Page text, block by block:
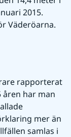
2015.
Väderöarna.
rapporterat
åren har man
mer än
samlas i